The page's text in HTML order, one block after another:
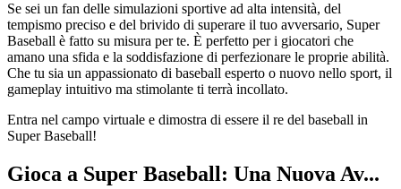
Se sei un fan delle simulazioni sportive ad alta intensità, del
tempismo preciso e del brivido di superare il tuo avversario, Super
Baseball è fatto su misura per te. È perfetto per i giocatori che
amano una sfida e la soddisfazione di perfezionare le proprie abilità.
Che tu sia un appassionato di baseball esperto o nuovo nello sport, il
gameplay intuitivo ma stimolante ti terrà incollato.
Entra nel campo virtuale e dimostra di essere il re del baseball in
Super Baseball!
Gioca a Super Baseball: Una Nuova Av...